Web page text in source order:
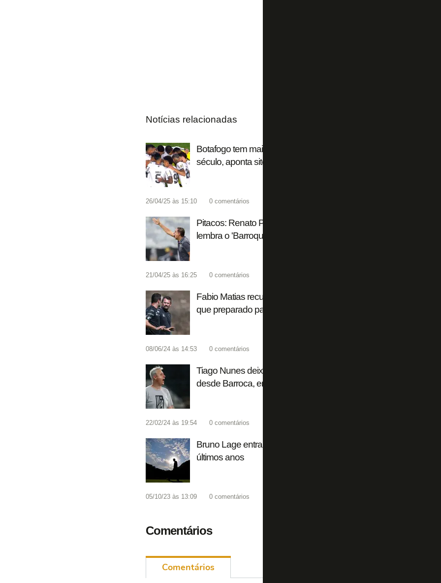
Notícias relacionadas
Botafogo tem mais derrotas até abril do que em 2014, ano em
século, aponta site
26/04/25 às 15:10 0 comentários
Pitacos: Renato Paiva no Botafogo repete os tempos de Bahia;
lembra o 'Barroquismo'
21/04/25 às 16:25 0 comentários
Fabio Matias recusou propostas para sair do Botafogo, revela
que preparado para assumir qualquer clube do Brasil'
08/06/24 às 14:53 0 comentários
Tiago Nunes deixa Botafogo com pior aproveitamento de um
desde Barroca, empatado com Bruno Lage
22/02/24 às 19:54 0 comentários
Bruno Lage entra em lista dos técnicos que saíram mais rápido
últimos anos
05/10/23 às 13:09 0 comentários
Comentários